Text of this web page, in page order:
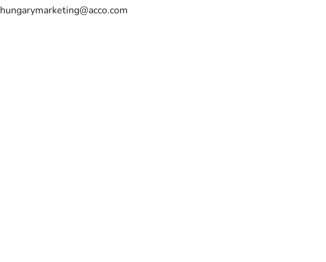
hungarymarketing@acco.com